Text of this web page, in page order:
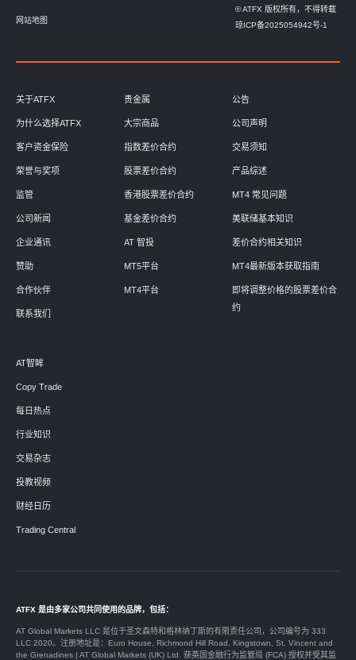
网站地图
© ATFX 版权所有，不得转载
琼ICP备2025054942号-1
关于ATFX
为什么选择ATFX
客户资金保险
荣誉与奖项
监管
公司新闻
企业通讯
赞助
合作伙伴
联系我们
贵金属
大宗商品
指数差价合约
股票差价合约
香港股票差价合约
基金差价合约
AT 智投
MT5平台
MT4平台
公告
公司声明
交易须知
产品综述
MT4 常见问题
美联储基本知识
差价合约相关知识
MT4最新版本获取指南
即将调整价格的股票差价合
约
AT智眸
Copy Trade
每日热点
行业知识
交易杂志
投教视频
财经日历
Trading Central
ATFX 是由多家公司共同使用的品牌，包括：
AT Global Markets LLC 是位于圣文森特和格林纳丁斯的有限责任公司，公司编号为 333
LLC 2020。注册地址是：Euro House, Richmond Hill Road, Kingstown, St. Vincent and
the Grenadines | AT Global Markets (UK) Ltd. 获英国金融行为监管局 (FCA) 授权并受其监